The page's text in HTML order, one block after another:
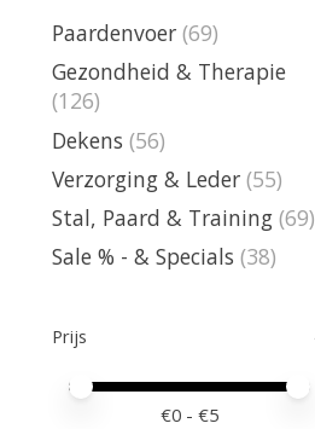
Paardenvoer (69)
Gezondheid & Therapie
(126)
Dekens (56)
Verzorging & Leder (55)
Stal, Paard & Training (69)
Sale % - & Specials (38)
Prijs
Minimale prijswaarde
Price maximum value
€0 - €5